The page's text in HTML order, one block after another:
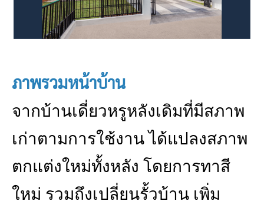
ภาพรวมหน้าบ้าน
จากบ้านเดี่ยวหรูหลังเดิมที่มีสภาพ
เก่าตามการใช้งาน ได้แปลงสภาพ
ตกแต่งใหม่ทั้งหลัง โดยการทาสี
ใหม่ รวมถึงเปลี่ยนรั้วบ้าน เพิ่ม